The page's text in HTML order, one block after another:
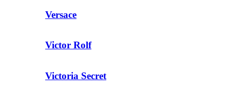
Versace
Victor Rolf
Victoria Secret